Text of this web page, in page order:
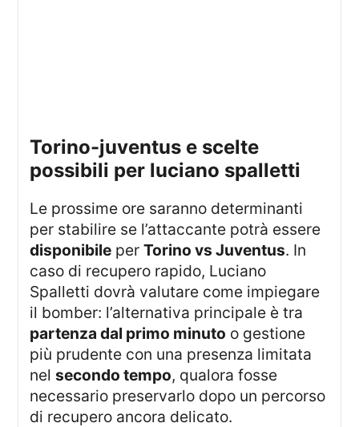
torino-juventus e scelte
possibili per luciano spalletti
Le prossime ore saranno determinanti
per stabilire se l’attaccante potrà essere
disponibile perTorino vs Juventus. In
caso di recupero rapido, Luciano
Spalletti dovrà valutare come impiegare
il bomber: l’alternativa principale è tra
partenza dal primo minuto o gestione
più prudente con una presenza limitata
nelsecondo tempo, qualora fosse
necessario preservarlo dopo un percorso
di recupero ancora delicato.